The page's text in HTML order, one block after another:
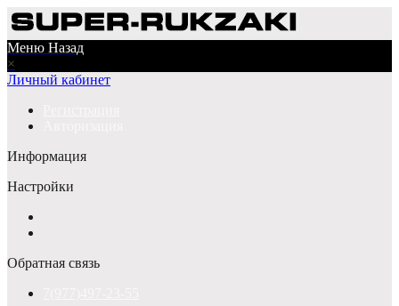
Меню Назад
×
Личный кабинет
Информация
Настройки
Обратная связь